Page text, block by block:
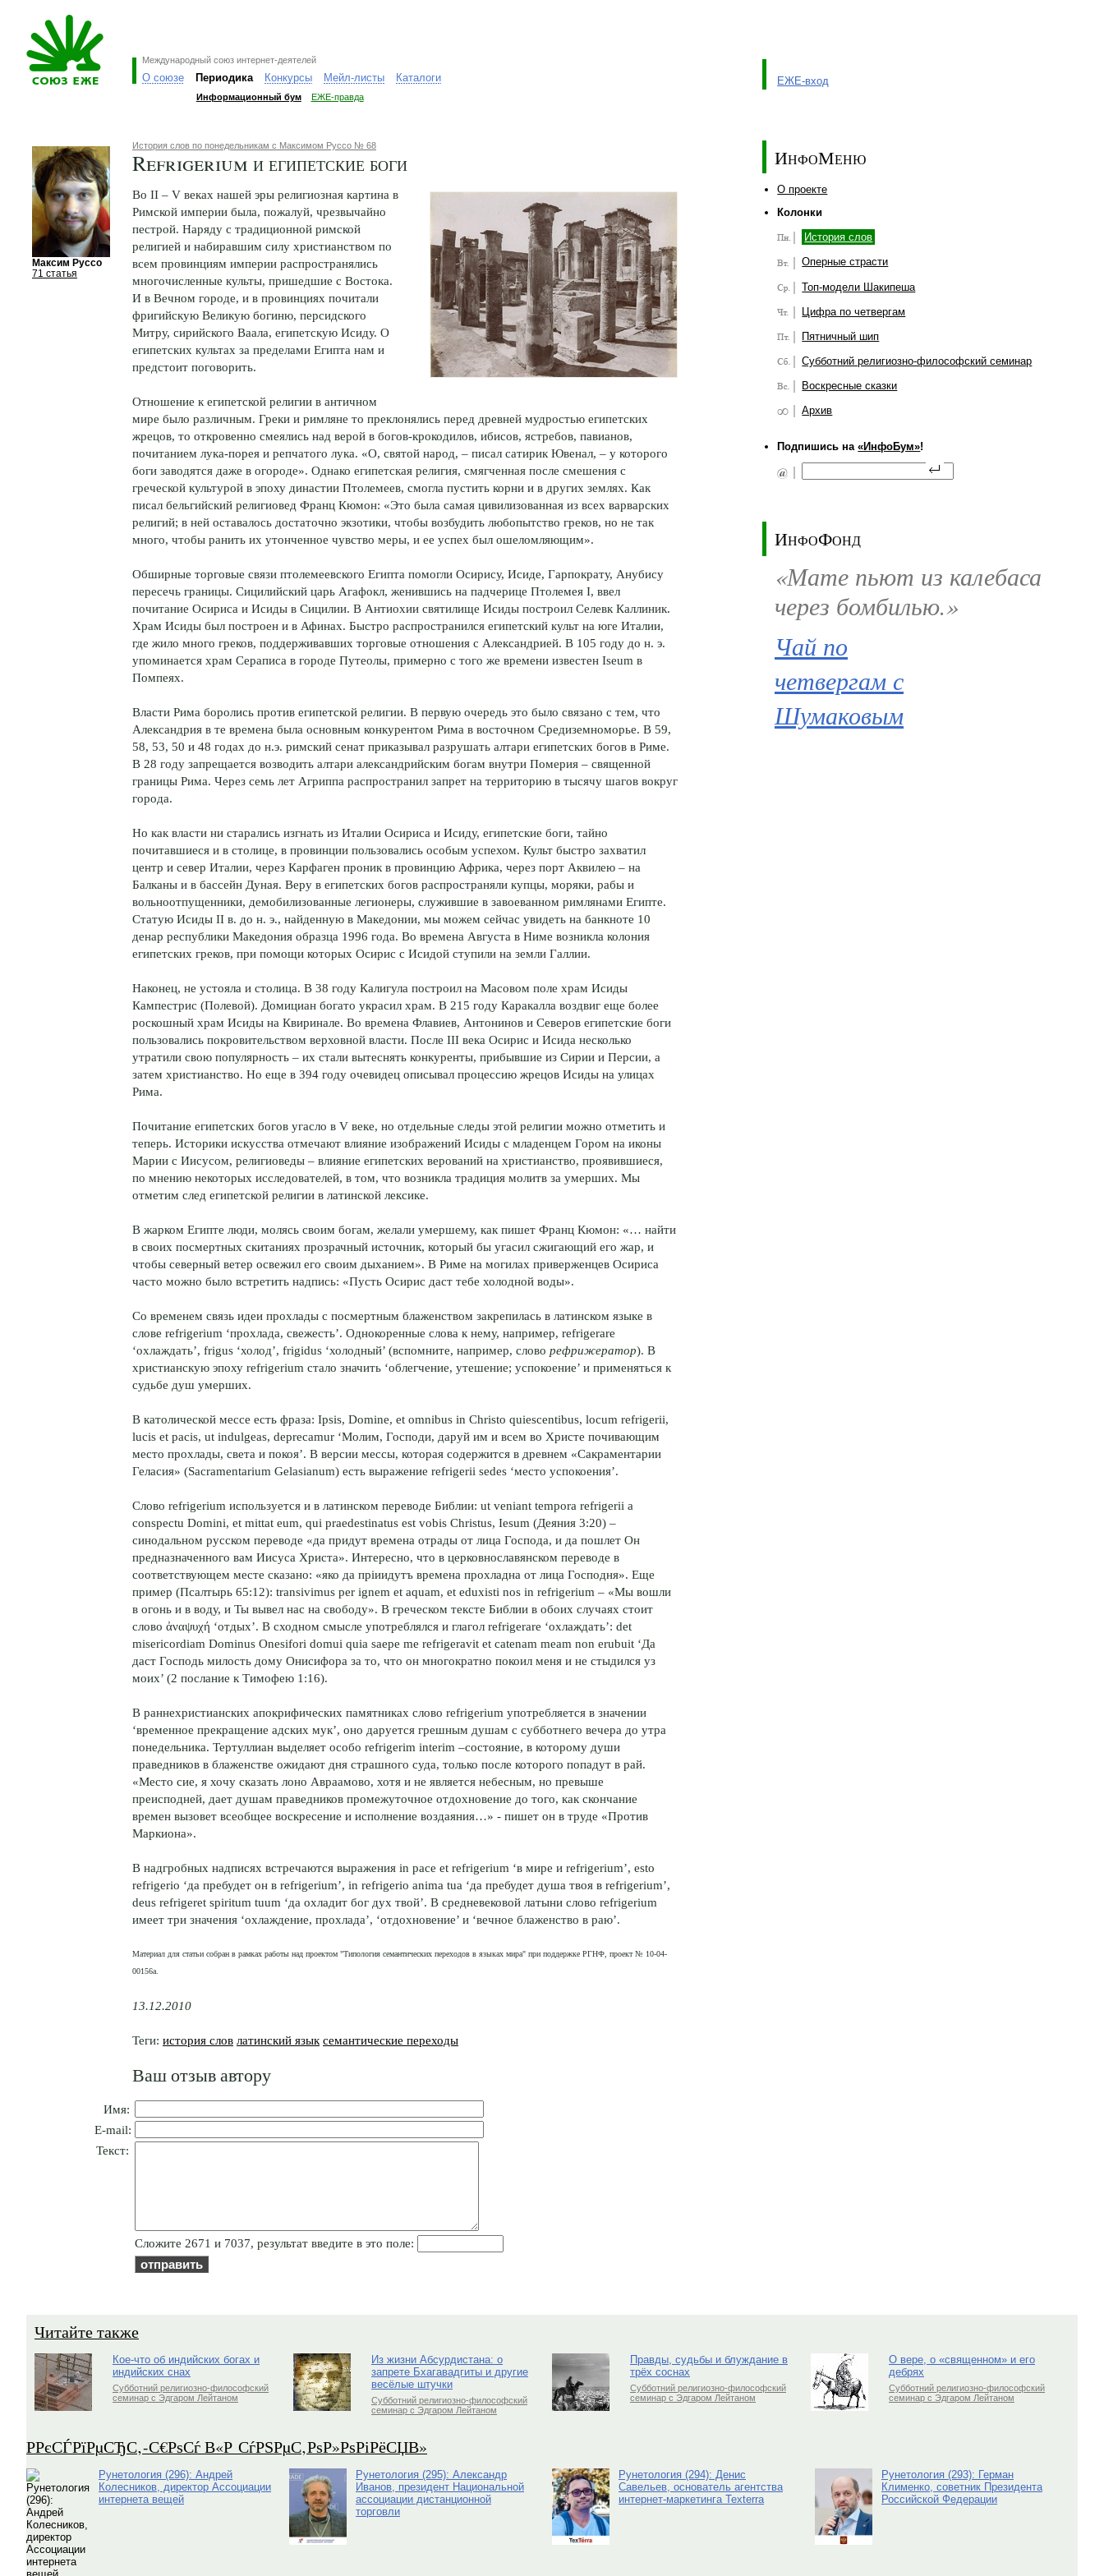
Международный союз интернет-деятелей
О союзе Периодика Конкурсы Мейл-листы Каталоги
Информационный бум ЕЖЕ-правда
ЕЖЕ-вход
Максим Руссо
71 статья
История слов по понедельникам с Максимом Руссо № 68
Refrigerium и египетские боги
Во II – V веках нашей эры религиозная картина в
Римской империи была, пожалуй, чрезвычайно
пестрой. Наряду с традиционной римской
религией и набиравшим силу христианством по
всем провинциям империи распространялись
многочисленные культы, пришедшие с Востока.
И в Вечном городе, и в провинциях почитали
фригийскую Великую богиню, персидского
Митру, сирийского Ваала, египетскую Исиду. О
египетских культах за пределами Египта нам и
предстоит поговорить.
Отношение к египетской религии в античном
мире было различным. Греки и римляне то преклонялись перед древней мудростью египетских
жрецов, то откровенно смеялись над верой в богов-крокодилов, ибисов, ястребов, павианов,
почитанием лука-порея и репчатого лука. «О, святой народ, – писал сатирик Ювенал, – у которого
боги заводятся даже в огороде». Однако египетская религия, смягченная после смешения с
греческой культурой в эпоху династии Птолемеев, смогла пустить корни и в других землях. Как
писал бельгийский религиовед Франц Кюмон: «Это была самая цивилизованная из всех варварских
религий; в ней оставалось достаточно экзотики, чтобы возбудить любопытство греков, но не так
много, чтобы ранить их утонченное чувство меры, и ее успех был ошеломляющим».
Обширные торговые связи птолемеевского Египта помогли Осирису, Исиде, Гарпократу, Анубису
пересечь границы. Сицилийский царь Агафокл, женившись на падчерице Птолемея I, ввел
почитание Осириса и Исиды в Сицилии. В Антиохии святилище Исиды построил Селевк Каллиник.
Храм Исиды был построен и в Афинах. Быстро распространился египетский культ на юге Италии,
где жило много греков, поддерживавших торговые отношения с Александрией. В 105 году до н. э.
упоминается храм Сераписа в городе Путеолы, примерно с того же времени известен Iseum в
Помпеях.
Власти Рима боролись против египетской религии. В первую очередь это было связано с тем, что
Александрия в те времена была основным конкурентом Рима в восточном Средиземноморье. В 59,
58, 53, 50 и 48 годах до н.э. римский сенат приказывал разрушать алтари египетских богов в Риме.
В 28 году запрещается возводить алтари александрийским богам внутри Померия – священной
границы Рима. Через семь лет Агриппа распространил запрет на территорию в тысячу шагов вокруг
города.
Но как власти ни старались изгнать из Италии Осириса и Исиду, египетские боги, тайно
почитавшиеся и в столице, в провинции пользовались особым успехом. Культ быстро захватил
центр и север Италии, через Карфаген проник в провинцию Африка, через порт Аквилею – на
Балканы и в бассейн Дуная. Веру в египетских богов распространяли купцы, моряки, рабы и
вольноотпущенники, демобилизованные легионеры, служившие в завоеванном римлянами Египте.
Статую Исиды II в. до н. э., найденную в Македонии, мы можем сейчас увидеть на банкноте 10
денар республики Македония образца 1996 года. Во времена Августа в Ниме возникла колония
египетских греков, при помощи которых Осирис с Исидой ступили на земли Галлии.
Наконец, не устояла и столица. В 38 году Калигула построил на Масовом поле храм Исиды
Кампестрис (Полевой). Домициан богато украсил храм. В 215 году Каракалла воздвиг еще более
роскошный храм Исиды на Квиринале. Во времена Флавиев, Антонинов и Северов египетские боги
пользовались покровительством верховной власти. После III века Осирис и Исида несколько
утратили свою популярность – их стали вытеснять конкуренты, прибывшие из Сирии и Персии, а
затем христианство. Но еще в 394 году очевидец описывал процессию жрецов Исиды на улицах
Рима.
Почитание египетских богов угасло в V веке, но отдельные следы этой религии можно отметить и
теперь. Историки искусства отмечают влияние изображений Исиды с младенцем Гором на иконы
Марии с Иисусом, религиоведы – влияние египетских верований на христианство, проявившиеся,
по мнению некоторых исследователей, в том, что возникла традиция молитв за умерших. Мы
отметим след египетской религии в латинской лексике.
В жарком Египте люди, молясь своим богам, желали умершему, как пишет Франц Кюмон: «… найти
в своих посмертных скитаниях прозрачный источник, который бы угасил сжигающий его жар, и
чтобы северный ветер освежил его своим дыханием». В Риме на могилах приверженцев Осириса
часто можно было встретить надпись: «Пусть Осирис даст тебе холодной воды».
Со временем связь идеи прохлады с посмертным блаженством закрепилась в латинском языке в
слове refrigerium ‘прохлада, свежесть’. Однокоренные слова к нему, например, refrigerare
‘охлаждать’, frigus ‘холод’, frigidus ‘холодный’ (вспомните, например, слово рефрижератор). В
христианскую эпоху refrigerium стало значить ‘облегчение, утешение; успокоение’ и применяться к
судьбе душ умерших.
В католической мессе есть фраза: Ipsis, Domine, et omnibus in Christo quiescentibus, locum refrigerii,
lucis et pacis, ut indulgeas, deprecamur ‘Молим, Господи, даруй им и всем во Христе почивающим
место прохлады, света и покоя’. В версии мессы, которая содержится в древнем «Сакраментарии
Геласия» (Sacramentarium Gelasianum) есть выражение refrigerii sedes ‘место успокоения’.
Слово refrigerium используется и в латинском переводе Библии: ut veniant tempora refrigerii a
conspectu Domini, et mittat eum, qui praedestinatus est vobis Christus, Iesum (Деяния 3:20) –
синодальном русском переводе «да придут времена отрады от лица Господа, и да пошлет Он
предназначенного вам Иисуса Христа». Интересно, что в церковнославянском переводе в
соответствующем месте сказано: «яко да прiиидутъ времена прохладна от лица Господня». Еще
пример (Псалтырь 65:12): transivimus per ignem et aquam, et eduxisti nos in refrigerium – «Мы вошли
в огонь и в воду, и Ты вывел нас на свободу». В греческом тексте Библии в обоих случаях стоит
слово ἀναψυχή ‘отдых’. В сходном смысле употреблялся и глагол refrigerare ‘охлаждать’: det
misericordiam Dominus Onesifori domui quia saepe me refrigeravit et catenam meam non erubuit ‘Да
даст Господь милость дому Онисифора за то, что он многократно покоил меня и не стыдился уз
моих’ (2 послание к Тимофею 1:16).
В раннехристианских апокрифических памятниках слово refrigerium употребляется в значении
‘временное прекращение адских мук’, оно даруется грешным душам с субботнего вечера до утра
понедельника. Тертуллиан выделяет особо refrigerim interim –состояние, в которому души
праведников в блаженстве ожидают дня страшного суда, только после которого попадут в рай.
«Место сие, я хочу сказать лоно Авраамово, хотя и не является небесным, но превыше
преисподней, дает душам праведников промежуточное отдохновение до того, как скончание
времен вызовет всеобщее воскресение и исполнение воздаяния…» - пишет он в труде «Против
Маркиона».
В надгробных надписях встречаются выражения in pace et refrigerium ‘в мире и refrigerium’, esto
refrigerio ‘да пребудет он в refrigerium’, in refrigerio anima tua ‘да пребудет душа твоя в refrigerium’,
deus refrigeret spiritum tuum ‘да охладит бог дух твой’. В средневековой латыни слово refrigerium
имеет три значения ‘охлаждение, прохлада’, ‘отдохновение’ и ‘вечное блаженство в раю’.
Материал для статьи собран в рамках работы над проектом "Типология семантических переходов в языках мира" при поддержке РГНФ, проект № 10-04-
00156а.
13.12.2010
Теги: история слов латинский язык семантические переходы
Ваш отзыв автору
Имя:
E-mail:
Текст:
Cлoжитe 2671 и 7037, результат введите в это поле:
ИнфоМеню
О проекте
Колонки
История слов
Оперные страсти
Топ-модели Шакипеша
Цифра по четвергам
Пятничный шип
Субботний религиозно-философский семинар
Воскресные сказки
Архив
Подпишись на«ИнфоБум»!
ИнфоФонд
«Мате пьют из калебаса
через бомбилью.»
Чай по
четвергам с
Шумаковым
Читайте также
Кое-что об индийских богах и
индийских снах
Субботний религиозно-философский
семинар с Эдгаром Лейтаном
Из жизни Абсурдистана: о
запрете Бхагавадгиты и другие
весёлые штучки
Субботний религиозно-философский
семинар с Эдгаром Лейтаном
Правды, судьбы и блуждание в
трёх соснах
Субботний религиозно-философский
семинар с Эдгаром Лейтаном
О вере, о «священном» и его
дебрях
Субботний религиозно-философский
семинар с Эдгаром Лейтаном
Р­РєСЃРїРµСЂС‚-С€РѕСѓ В«Р СѓРЅРµС‚РѕР»РѕРіРёСЏВ»
Рунетология (296): Андрей
Колесников, директор Ассоциации
интернета вещей
Рунетология (295): Александр
Иванов, президент Национальной
ассоциации дистанционной
торговли
Рунетология (294): Денис
Савельев, основатель агентства
интернет-маркетинга Texterra
Рунетология (293): Герман
Клименко, советник Президента
Российской Федерации